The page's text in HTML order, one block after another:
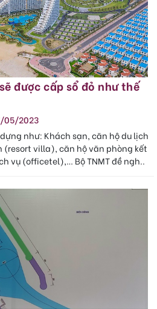
được cấp sổ đỏ như thế
05/2023
như: Khách sạn, căn hộ du lịch
villa), căn hộ văn phòng kết
vụ (officetel),… Bộ TNMT đề ngh..